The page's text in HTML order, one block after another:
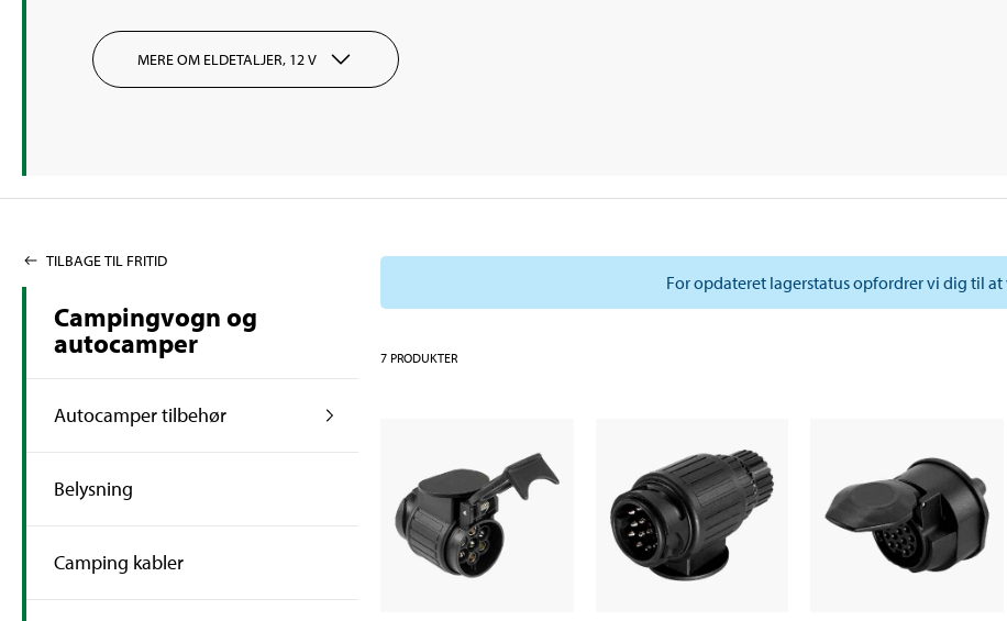
MERE OM ELDETALJER, 12 V
TILBAGE TIL FRITID
Campingvogn og
autocamper
Autocamper tilbehør
Belysning
Camping kabler
For opdateret lagerstatus opfordrer vi dig til
7 PRODUKTER